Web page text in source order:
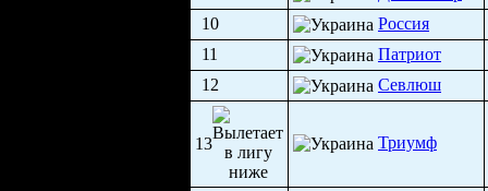
10
Россия
11
Патриот
12
Севлюш
13 Триумф